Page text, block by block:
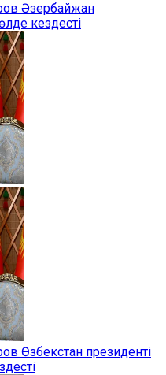
Әзербайжан
кездесті
Өзбекстан президенті